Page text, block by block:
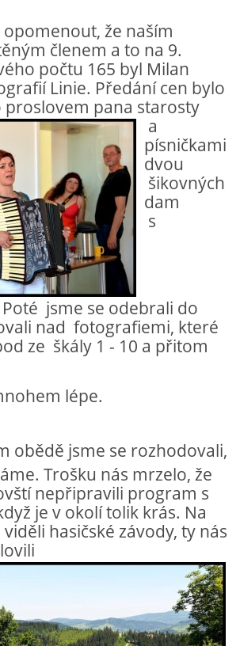
že naším
členem a to na 9.
počtu 165 byl Milan
Linie. Předání cen bylo
pana starosty
a
písničkami
dvou
šikovných
dam
s
Poté jsme se odebrali do
nad fotografiemi, které
ze škály 1 - 10 a přitom
lépe.
obědě jsme se rozhodovali,
Trošku nás mrzelo, že
nepřipravili program s
je v okolí tolik krás. Na
hasičské závody, ty nás